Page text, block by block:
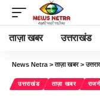
ताज़ा खबर उत्तराखंड
News Netra >ताज़ा खबर>
उत्तराखंड ताज़ा खबर